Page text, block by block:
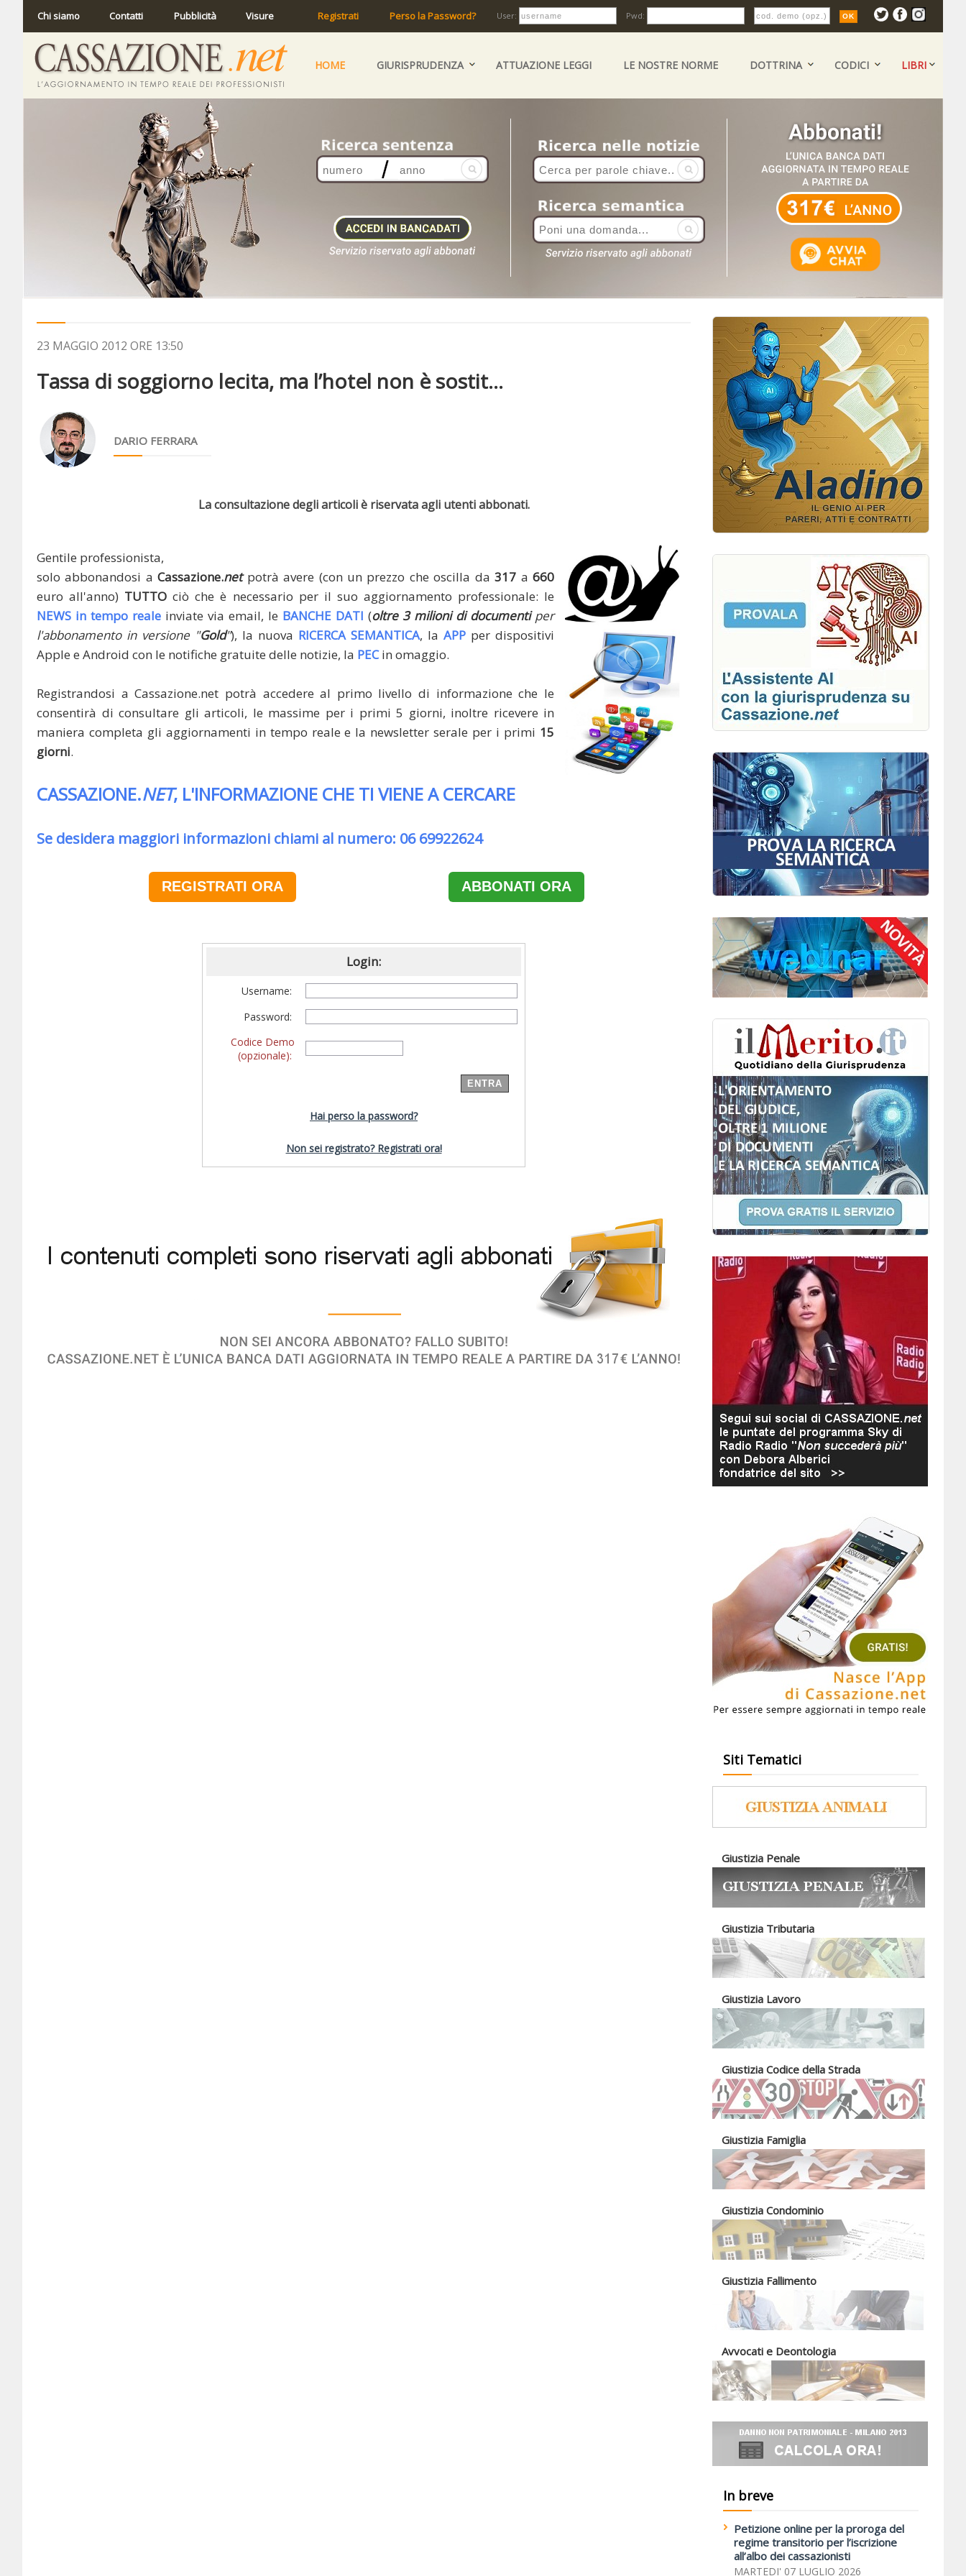
Chi siamo Contatti Pubblicità Visure Registrati Perso la Password? User: Pwd:
HOME GIURISPRUDENZA ATTUAZIONE LEGGI LE NOSTRE NORME DOTTRINA CODICI LIBRI
23 MAGGIO 2012 ORE 13:50
Tassa di soggiorno lecita, ma l’hotel non è sostit...
DARIO FERRARA
La consultazione degli articoli è riservata agli utenti abbonati.
Gentile professionista,
solo abbonandosi aCassazione.netpotrà avere (con un prezzo che oscilla da317 a660
euro all'anno) TUTTO ciò che è necessario per il suo aggiornamento professionale: le
NEWS in tempo reale inviate via email, le BANCHE DATI (oltre 3 milioni di documentiper
l'abbonamento in versione "Gold"), la nuova RICERCA SEMANTICA, la APP per dispositivi
Apple e Android con le notifiche gratuite delle notizie, la PECin omaggio.
Registrandosi a Cassazione.net potrà accedere al primo livello di informazione che le
consentirà di consultare gli articoli, le massime per i primi 5 giorni, inoltre ricevere in
maniera completa gli aggiornamenti in tempo reale e la newsletter serale per i primi 15
giorni.
CASSAZIONE.NET, L'INFORMAZIONE CHE TI VIENE A CERCARE
Se desidera maggiori informazioni chiami al numero: 06 69922624
REGISTRATI ORA ABBONATI ORA
Login:
Username:
Password:
Codice Demo
(opzionale):
Hai perso la password?
Non sei registrato? Registrati ora!
Siti Tematici
Giustizia Penale
Giustizia Tributaria
Giustizia Lavoro
Giustizia Codice della Strada
Giustizia Famiglia
Giustizia Condominio
Giustizia Fallimento
Avvocati e Deontologia
In breve
Petizione online per la proroga del
regime transitorio per l’iscrizione
all’albo dei cassazionisti
MARTEDI' 07 LUGLIO 2026